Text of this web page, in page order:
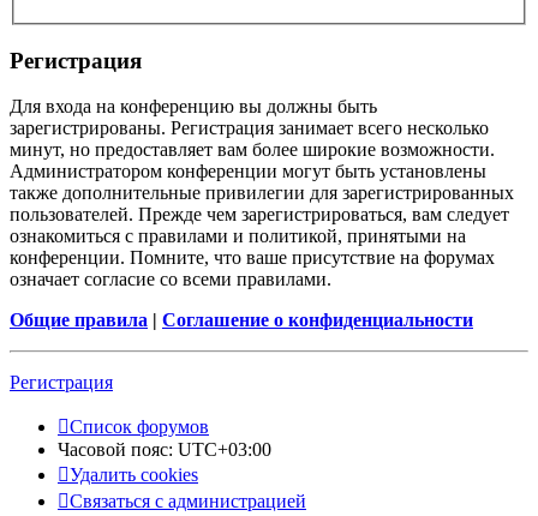
Регистрация
Для входа на конференцию вы должны быть
зарегистрированы. Регистрация занимает всего несколько
минут, но предоставляет вам более широкие возможности.
Администратором конференции могут быть установлены
также дополнительные привилегии для зарегистрированных
пользователей. Прежде чем зарегистрироваться, вам следует
ознакомиться с правилами и политикой, принятыми на
конференции. Помните, что ваше присутствие на форумах
означает согласие со всеми правилами.
Общие правила | Соглашение о конфиденциальности
Регистрация
Список форумов
Часовой пояс: UTC+03:00
Удалить cookies
Связаться с администрацией